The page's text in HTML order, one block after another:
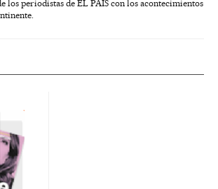
los periodistas de EL PAÍS con los acontecimientos